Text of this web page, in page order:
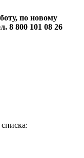
по новому
8 800 101 08 26